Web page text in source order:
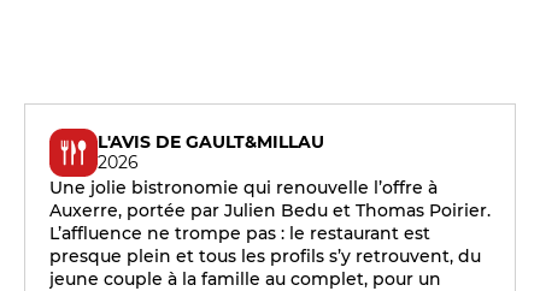
L'AVIS DE GAULT&MILLAU
2026
Une jolie bistronomie qui renouvelle l’offre à
Auxerre, portée par Julien Bedu et Thomas Poirier.
L’affluence ne trompe pas : le restaurant est
presque plein et tous les profils s’y retrouvent, du
jeune couple à la famille au complet, pour un